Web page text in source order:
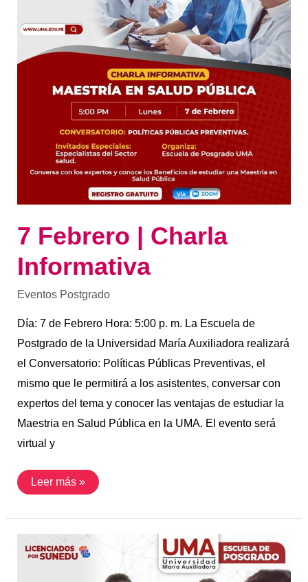
7 Febrero | Charla
Informativa
Eventos Postgrado
Día: 7 de Febrero Hora: 5:00 p. m. La Escuela de
Postgrado de la Universidad María Auxiliadora realizará
el Conversatorio: Políticas Públicas Preventivas, el
mismo que le permitirá a los asistentes, conversar con
expertos del tema y conocer las ventajas de estudiar la
Maestria en Salud Pública en la UMA. El evento será
virtual y
Leer más »
Enero
|